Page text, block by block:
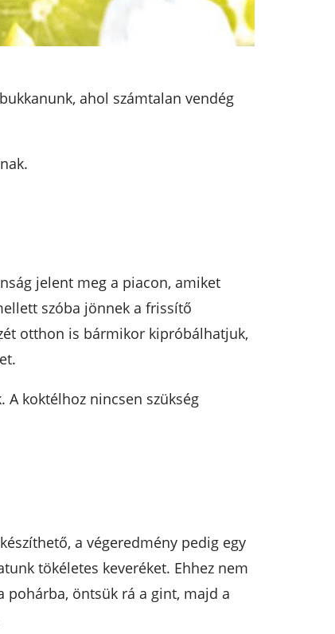
ahol számtalan vendég
jelent meg a piacon, amiket
szóba jönnek a frissítő
otthon is bármikor kipróbálhatjuk,
A koktélhoz nincsen szükség
a végeredmény pedig egy
tökéletes keveréket. Ehhez nem
pohárba, öntsük rá a gint, majd a